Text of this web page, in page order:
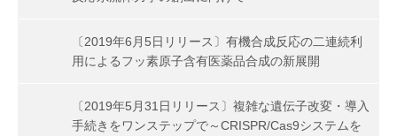
〔2019年6月5日リリース〕有機合成反応の二連続利
用によるフッ素原子含有医薬品合成の新展開
〔2019年5月31日リリース〕複雑な遺伝子改変・導入
手続きをワンステップで～CRISPR/Cas9システムを